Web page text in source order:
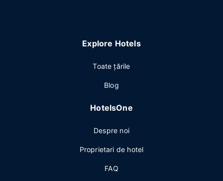
Explore Hotels
Toate ţările
Blog
HotelsOne
Despre noi
Proprietari de hotel
FAQ